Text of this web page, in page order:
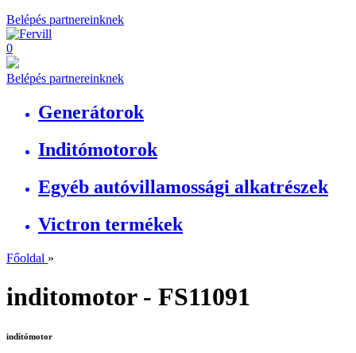
Belépés partnereinknek
0
Belépés partnereinknek
Generátorok
Inditómotorok
Egyéb autóvillamossági alkatrészek
Victron termékek
Főoldal »
inditomotor - FS11091
indítómotor